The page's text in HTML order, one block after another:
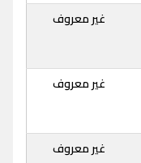
غير معروف
غير معروف
غير معروف